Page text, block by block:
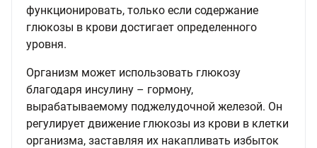
функционировать, только если содержание
глюкозы в крови достигает определенного
уровня.
Организм может использовать глюкозу
благодаря инсулину – гормону,
вырабатываемому поджелудочной железой. Он
регулирует движение глюкозы из крови в клетки
организма, заставляя их накапливать избыток